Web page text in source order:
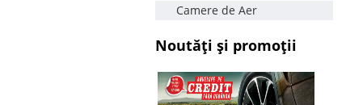
Camere de Aer
Noutăți și promoții